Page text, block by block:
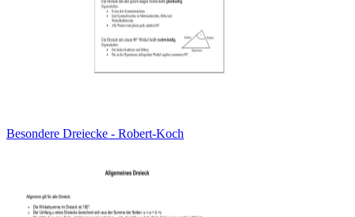
Besondere Dreiecke - Robert-Koch